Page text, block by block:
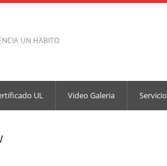
UN HABITO
UL Video Galeria Servicio